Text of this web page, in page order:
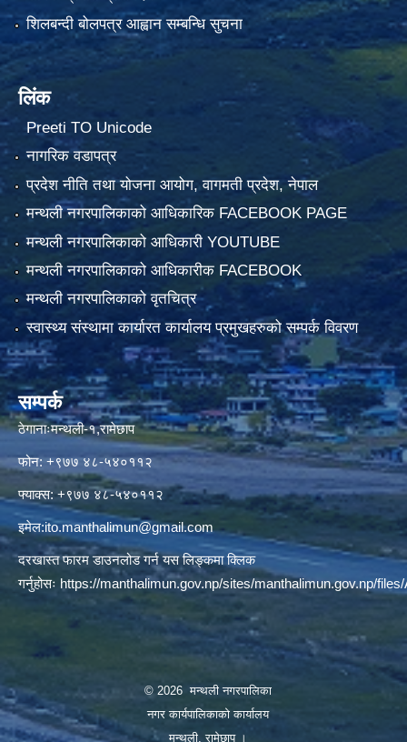
शिलबन्दी बोलपत्र आह्वान सम्बन्धि सुचना
लिंक
Preeti TO Unicode
नागरिक वडापत्र
प्रदेश नीति तथा योजना आयोग, वागमती प्रदेश, नेपाल
मन्थली नगरपालिकाको आधिकारिक FACEBOOK PAGE
मन्थली नगरपालिकाको आधिकारी YOUTUBE
मन्थली नगरपालिकाको आधिकारीक FACEBOOK
मन्थली नगरपालिकाको वृतचित्र
स्वास्थ्य संस्थामा कार्यारत कार्यालय प्रमुखहरुको सम्पर्क विवरण
सम्पर्क
ठेगानाःमन्थली-१,रामेछाप
फोन: +९७७ ४८-५४०११२
फ्याक्स: +९७७ ४८-५४०११२
इमेल:ito.manthalimun@gmail.com
दरखास्त फारम डाउनलोड गर्न यस लिङ्कमा क्लिक
गर्नुहोसः https://manthalimun.gov.np/sites/manthalimun.gov.np/
© 2026 मन्थली नगरपालिका
नगर कार्यपालिकाको कार्यालय
मन्थली, रामेछाप ।